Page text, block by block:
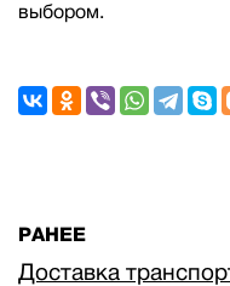
выбором.
РАНЕЕ
Доставка